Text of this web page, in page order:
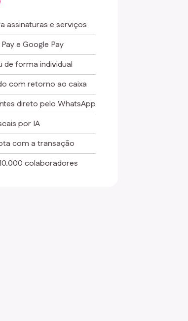
assinaturas e serviços
e Google Pay
de forma individual
com retorno ao caixa
direto pelo WhatsApp
por IA
com a transação
colaboradores